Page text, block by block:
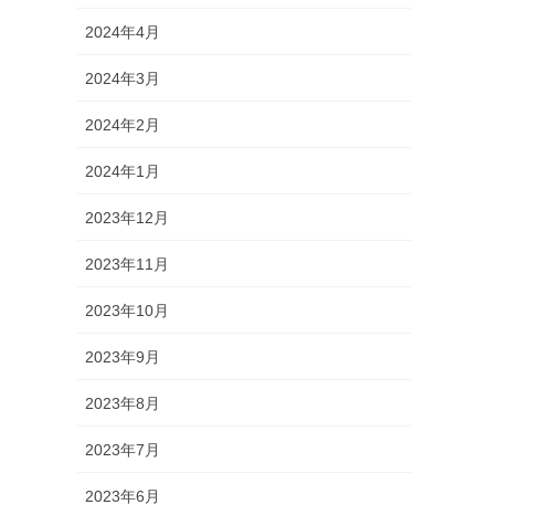
2024年4月
2024年3月
2024年2月
2024年1月
2023年12月
2023年11月
2023年10月
2023年9月
2023年8月
2023年7月
2023年6月